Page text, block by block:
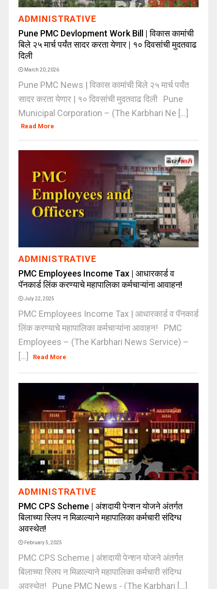
ADMINISTRATIVE
Pune PMC Devlopment Work Bill | विकास कामांची
बिले २५ मार्च पर्यंत सादर करता येणार | १० दिवसांची मुदतवाढ
दिली
March 20, 2026
Pune PMC News | विकास कामांची बिले २५ मार्च पर्यंत
सादर करता येणार | १० दिवसांची मुदतवाढ दिली Pune
Municipal Corporation – (The Karbhari Ne [...]
Read More
ADMINISTRATIVE
PMC Employees Income Tax | आधारकार्ड व
पॅनकार्ड लिंक करण्याचे महापालिका कर्मचाऱ्यांना आवाहन!
July 22, 2025
PMC Employees Income Tax | आधारकार्ड व पॅनकार्ड
लिंक करण्याचे महापालिका कर्मचाऱ्यांना आवाहन! PMC
Employees – (The Karbhari News Service) –
[...]
Read More
ADMINISTRATIVE
PMC CPS Scheme | अंशदायी पेन्शन योजने अंतर्गत
बिलाच्या स्लिप न मिळाल्याने महापालिका कर्मचारी संदिग्ध
अवस्थेत!
February 5, 2025
PMC CPS Scheme | अंशदायी पेन्शन योजने अंतर्गत
बिलाच्या स्लिप न मिळाल्याने महापालिका कर्मचारी संदिग्ध
अवस्थेत! Pune PMC News - (The Karbhari [...]